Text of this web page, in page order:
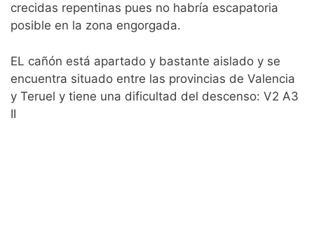
crecidas repentinas pues no habría escapatoria
posible en la zona engorgada.
EL cañón está apartado y bastante aislado y se
encuentra situado entre las provincias de Valencia
y Teruel y tiene una dificultad del descenso: V2 A3
II